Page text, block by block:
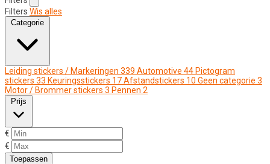
Filters Wis alles
Categorie
Leiding stickers / Markeringen 339 Automotive 44 Pictogram
stickers 33 Keuringsstickers 17Afstandstickers 10 Geen categorie 3
Motor / Brommer stickers 3 Pennen 2
Prijs
€
€
Toepassen